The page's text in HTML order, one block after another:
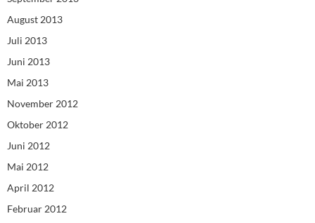
August 2013
Juli 2013
Juni 2013
Mai 2013
November 2012
Oktober 2012
Juni 2012
Mai 2012
April 2012
Februar 2012